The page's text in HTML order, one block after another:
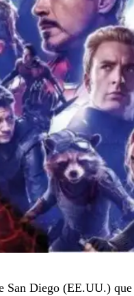
San Diego (EE.UU.) que